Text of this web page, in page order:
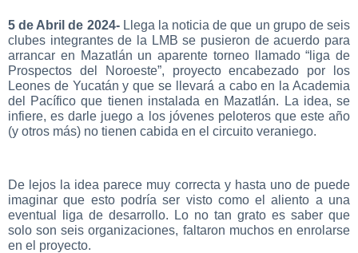
5 de Abril de 2024- Llega la noticia de que un grupo de seis
clubes integrantes de la LMB se pusieron de acuerdo para
arrancar en Mazatlán un aparente torneo llamado “liga de
Prospectos del Noroeste”, proyecto encabezado por los
Leones de Yucatán y que se llevará a cabo en la Academia
del Pacífico que tienen instalada en Mazatlán. La idea, se
infiere, es darle juego a los jóvenes peloteros que este año
(y otros más) no tienen cabida en el circuito veraniego.
De lejos la idea parece muy correcta y hasta uno de puede
imaginar que esto podría ser visto como el aliento a una
eventual liga de desarrollo. Lo no tan grato es saber que
solo son seis organizaciones, faltaron muchos en enrolarse
en el proyecto.